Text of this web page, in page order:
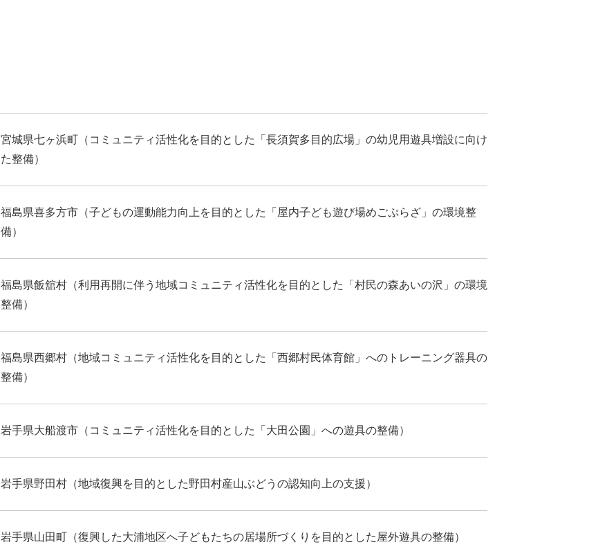
宮城県七ヶ浜町（コミュニティ活性化を目的とした「長須賀多目的広場」の幼児用遊具増設に向け
た整備）
福島県喜多方市（子どもの運動能力向上を目的とした「屋内子ども遊び場めごぷらざ」の環境整
備）
福島県飯舘村（利用再開に伴う地域コミュニティ活性化を目的とした「村民の森あいの沢」の環境
整備）
福島県西郷村（地域コミュニティ活性化を目的とした「西郷村民体育館」へのトレーニング器具の
整備）
岩手県大船渡市（コミュニティ活性化を目的とした「大田公園」への遊具の整備）
岩手県野田村（地域復興を目的とした野田村産山ぶどうの認知向上の支援）
岩手県山田町（復興した大浦地区へ子どもたちの居場所づくりを目的とした屋外遊具の整備）